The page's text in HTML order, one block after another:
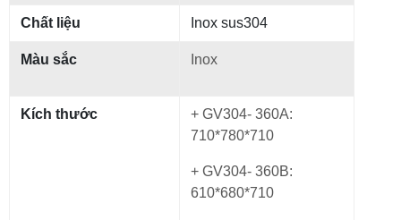
Chất liệu Inox sus304
Màu sắc Inox
Kích thước
+ GV304- 360A:
710*780*710
+ GV304- 360B:
610*680*710